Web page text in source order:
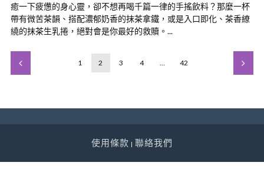
癒一下疲憊的身心靈，卻不想再喝千篇一律的手搖飲料？那麼一杯
帶有微苦茶韻、搭配濃郁奶香的抹茶拿鐵，或是入口即化、茶香繚
繞的抹茶生乳捲，絕對會是你最好的救贖。...
1 2 3 4 … 42
使用條款 | 聯絡我們